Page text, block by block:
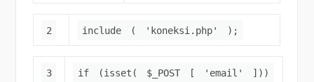
2 include ( 'koneksi.php' );
3 if (isset( $_POST [ 'email' ]))